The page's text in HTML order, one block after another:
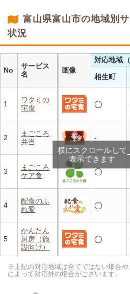
富山県富山市の地域別
状況
No
サービス
名
画像
対応地域
相生町
1
ワタミの
宅食
◯
2
まごころ
弁当
-
3
まごころ
ケア食
◯
4
配食のふ
れ愛
◯
5
かんたん
厨房（施
設向け）
◯
横にスクロールして
表示できます
※上記の対応地域は全てではない場合
によって対応外の場合がございます。